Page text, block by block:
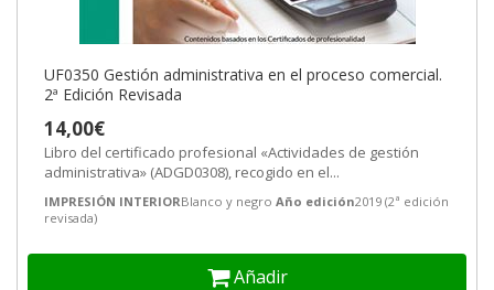
UF0350 Gestión administrativa en el proceso comercial.
2ª Edición Revisada
14,00€
Libro del certificado profesional «Actividades de gestión
administrativa» (ADGD0308), recogido en el...
IMPRESIÓN INTERIORBlanco y negro Año edición2019 (2ª edición
revisada)
Añadir